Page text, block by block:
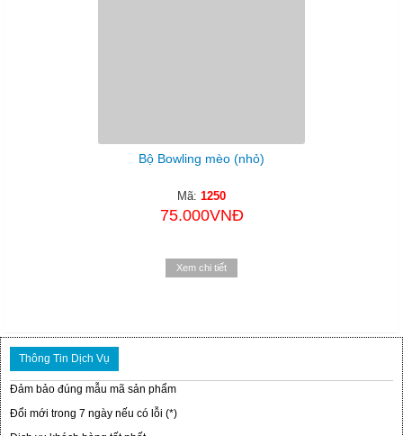
Bộ Bowling mèo (nhỏ)
Mã: 1250
75.000VNĐ
Xem chi tiết
Thông Tin Dịch Vụ
Đảm bảo đúng mẫu mã sản phẩm
Đổi mới trong 7 ngày nếu có lỗi (*)